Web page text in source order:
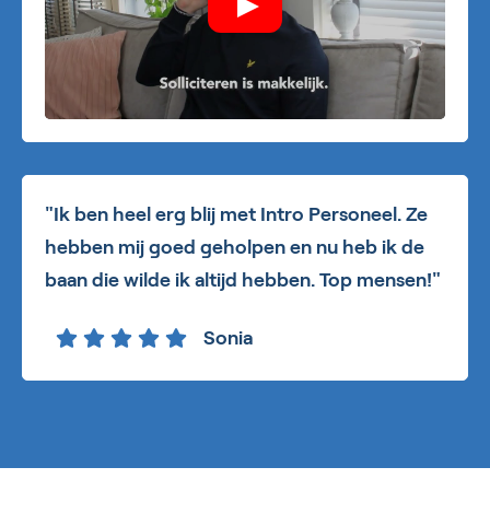
"Ik ben heel erg blij met Intro Personeel. Ze
hebben mij goed geholpen en nu heb ik de
baan die wilde ik altijd hebben. Top mensen!"
Sonia